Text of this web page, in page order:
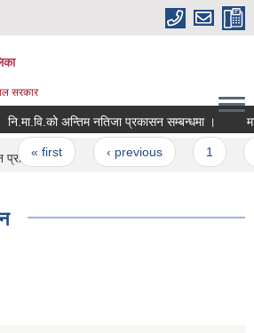
सरकार
अन्तिम नतिजा प्रकासन सम्बन्धमा ।
« first ‹ previous